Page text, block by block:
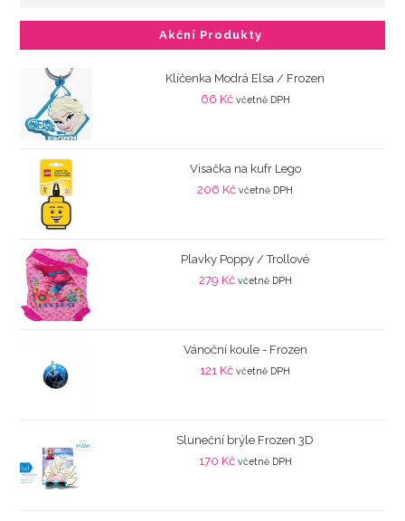
Akční Produkty
Klíčenka Modrá Elsa / Frozen
66 Kč včetně DPH
Visačka na kufr Lego
206 Kč včetně DPH
Plavky Poppy / Trollové
279 Kč včetně DPH
Vánoční koule - Frozen
121 Kč včetně DPH
Sluneční brýle Frozen 3D
170 Kč včetně DPH